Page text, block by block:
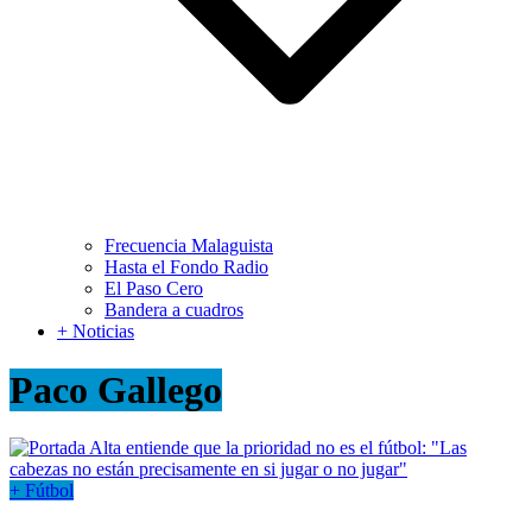
Frecuencia Malaguista
Hasta el Fondo Radio
El Paso Cero
Bandera a cuadros
+ Noticias
Paco Gallego
+ Fútbol